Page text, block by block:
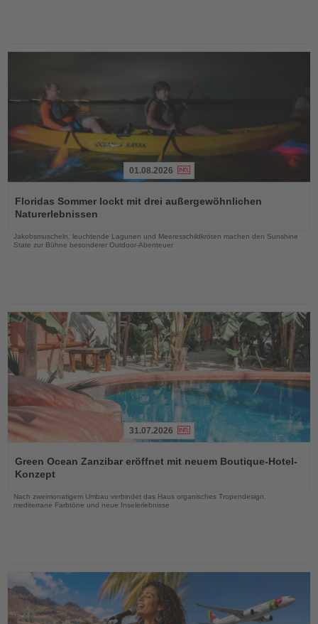
Sie
die
01.08.2026
Floridas Sommer lockt mit drei außergewöhnlichen
Naturerlebnissen
Jakobsmuscheln, leuchtende Lagunen und Meeresschildkröten machen den Sunshine
State zur Bühne besonderer Outdoor-Abenteuer
Sie
die
Nachrichten
31.07.2026
Green Ocean Zanzibar eröffnet mit neuem Boutique-Hotel-
Konzept
Nach zweimonatigem Umbau verbindet das Haus organisches Tropendesign,
mediterrane Farbtöne und neue Inselerlebnisse